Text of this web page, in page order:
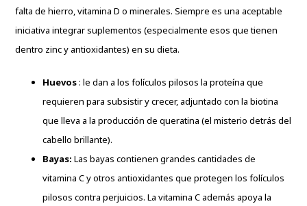
falta de hierro, vitamina D o minerales. Siempre es una aceptable
iniciativa integrar suplementos (especialmente esos que tienen
dentro zinc y antioxidantes) en su dieta.
Huevos: le dan a los folículos pilosos la proteína que
requieren para subsistir y crecer, adjuntado con la biotina
que lleva a la producción de queratina (el misterio detrás del
cabello brillante).
Bayas: Las bayas contienen grandes cantidades de
vitamina C y otros antioxidantes que protegen los folículos
pilosos contra perjuicios. La vitamina C además apoya la